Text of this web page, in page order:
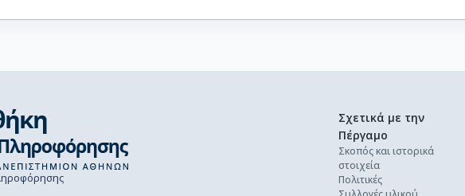
Σχετικά με την
Πέργαμο
Σκοπός και ιστορικά
στοιχεία
Πολιτικές